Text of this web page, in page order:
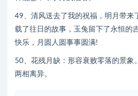
49、清风送去了我的祝福，明月带来
载了往日的故事，玉兔留下了永恒的
快乐，月圆人圆事事圆满!
50、花残月缺：形容衰败零落的景象
两相离异。